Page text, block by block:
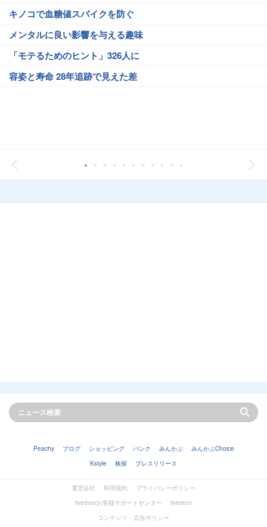
キノコで血糖値スパイクを防ぐ
メンタルに良い影響を与える趣味
「モテるためのヒント」326人に
容姿と寿命 28年追跡で見えた差
Peachy ブログ ショッピング バンク みんかぶ
みんかぶChoice
Kstyle
株探 プレスリリース
運営会社 利用規約
プライバシーポリシー
livedoorお客様サポートセンター
livedoor
コンテンツ・広告ポリシー